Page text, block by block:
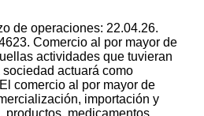
de operaciones: 22.04.26.
Comercio al por mayor de
actividades que tuvieran
actuará como
comercio al por mayor de
importación y